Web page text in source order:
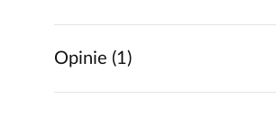
Opinie (1)